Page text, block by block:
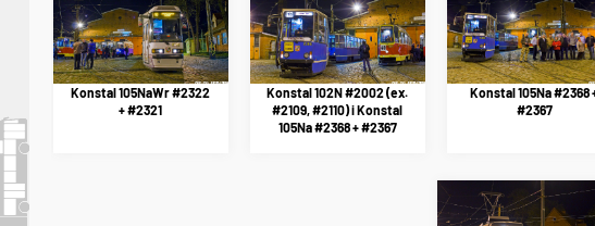
Konstal 105NaWr #2322
+ #2321
Konstal 102N #2002 (ex.
#2109, #2110) i Konstal
105Na #2368 + #2367
Konstal 105Na #2368
#2367